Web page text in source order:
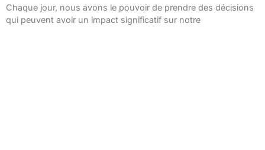
Chaque jour, nous avons le pouvoir de prendre des décisions
qui peuvent avoir un impact significatif sur notre